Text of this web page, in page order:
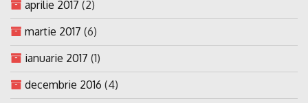
aprilie 2017 (2)
martie 2017 (6)
ianuarie 2017 (1)
decembrie 2016 (4)